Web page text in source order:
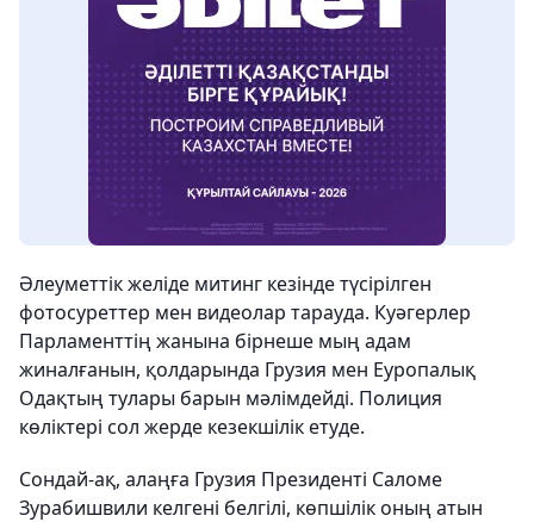
Әлеуметтік желіде митинг кезінде түсірілген
фотосуреттер мен видеолар тарауда. Куәгерлер
Парламенттің жанына бірнеше мың адам
жиналғанын, қолдарында Грузия мен Еуропалық
Одақтың тулары барын мәлімдейді. Полиция
көліктері сол жерде кезекшілік етуде.
Сондай-ақ, алаңға Грузия Президенті Саломе
Зурабишвили келгені белгілі, көпшілік оның атын